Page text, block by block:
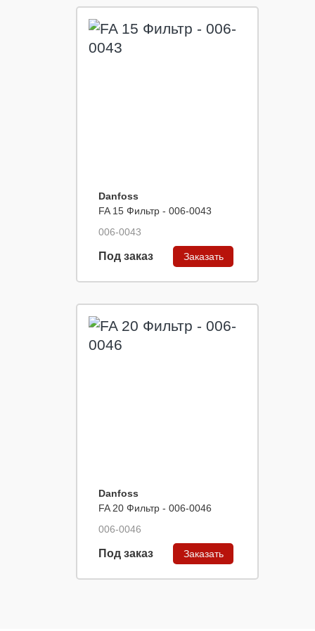
Danfoss
FA 15 Фильтр - 006-0043
006-0043
Под заказ Заказать
Danfoss
FA 20 Фильтр - 006-0046
006-0046
Под заказ Заказать